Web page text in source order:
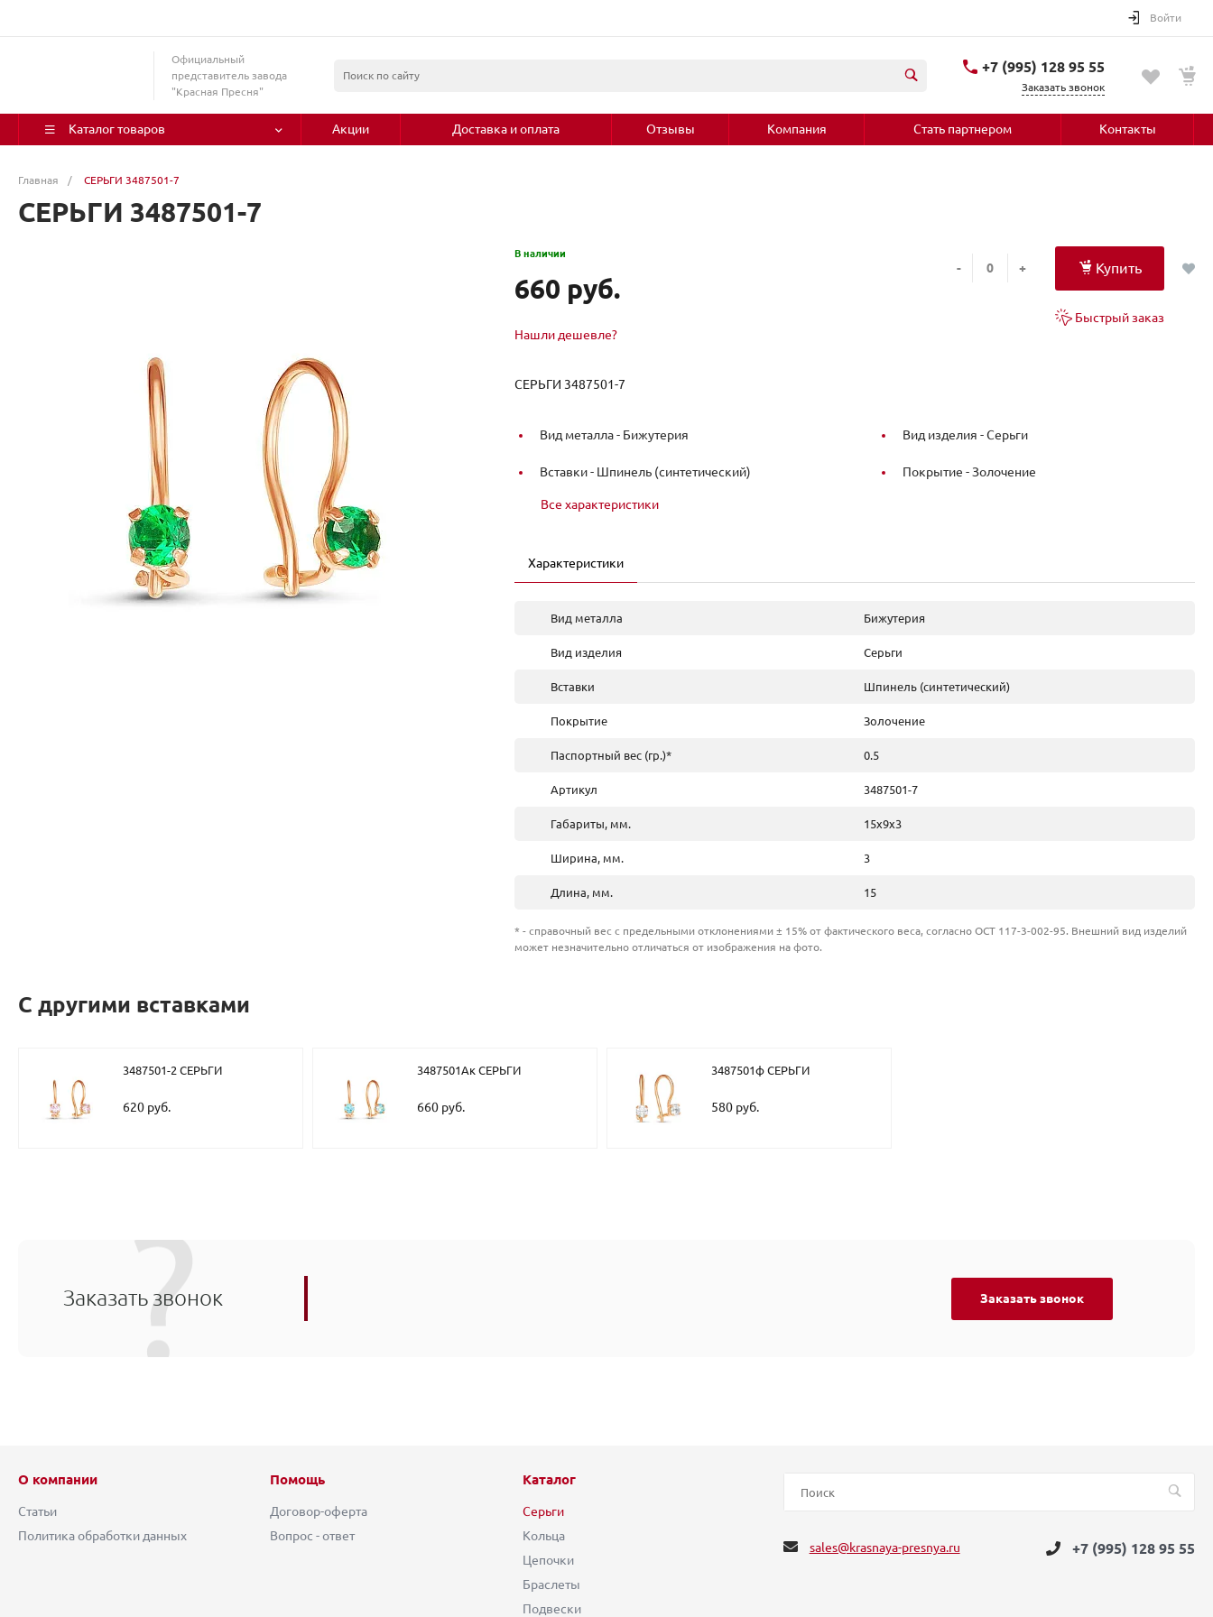
Войти
Официальный
представитель завода
"Красная Пресня"
+7 (995) 128 95 55
Заказать звонок
Каталог товаров Акции Доставка и оплата Отзывы Компания Стать партнером Контакты
Главная / СЕРЬГИ 3487501-7
СЕРЬГИ 3487501-7
В наличии
660 руб.
Нашли дешевле?
- + Купить
Быстрый заказ
СЕРЬГИ 3487501-7
Вид металла - Бижутерия Вид изделия -Серьги
Вставки - Шпинель (синтетический) Покрытие -Золочение
Все характеристики
Характеристики
Вид металла Бижутерия
Вид изделия Серьги
Вставки Шпинель (синтетический)
Покрытие Золочение
Паспортный вес (гр.)* 0.5
Артикул 3487501-7
Габариты, мм. 15х9х3
Ширина, мм. 3
Длина, мм. 15
* - справочный вес с предельными отклонениями ± 15% от фактического веса, согласно ОСТ 117-3-002-95. Внешний вид изделий
может незначительно отличаться от изображения на фото.
С другими вставками
3487501-2 СЕРЬГИ
620 руб.
3487501Ак СЕРЬГИ
660 руб.
3487501ф СЕРЬГИ
580 руб.
Заказать звонок Заказать звонок
О компании
Статьи
Политика обработки данных
Помощь
Договор-оферта
Вопрос - ответ
Каталог
Серьги
Кольца
Цепочки
Браслеты
Подвески
sales@krasnaya-presnya.ru +7 (995) 128 95 55